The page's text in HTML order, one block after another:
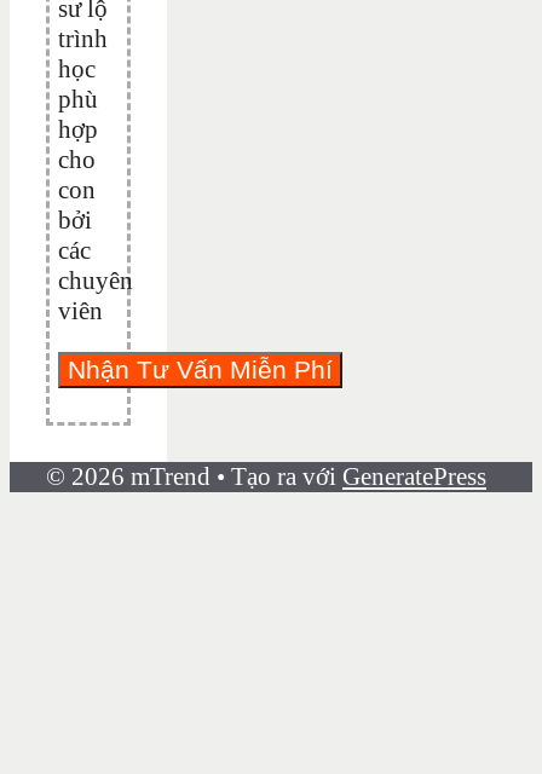
sư lộ
trình
học
phù
hợp
cho
con
bởi
các
chuyên
viên
© 2026 mTrend • Tạo ra với GeneratePress